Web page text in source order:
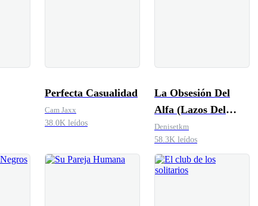
Perfecta Casualidad
Cam Jaxx
38.0K leídos
La Obsesión Del
Alfa (Lazos Del
Destino #2)
Denisetkm
58.3K leídos